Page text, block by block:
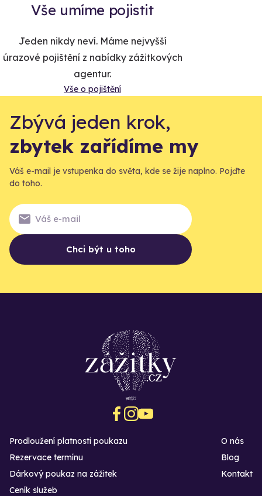
Vše umíme pojistit
Jeden nikdy neví. Máme nejvyšší
úrazové pojištění z nabídky zážitkových
agentur.
Vše o pojištění
Zbývá jeden krok,
zbytek zařídíme my
Váš e-mail je vstupenka do světa, kde se žije naplno. Pojďte
do toho.
Chci být u toho
Prodloužení platnosti poukazu
Rezervace termínu
Dárkový poukaz na zážitek
O nás
Blog
Kontakt
Ceník služeb